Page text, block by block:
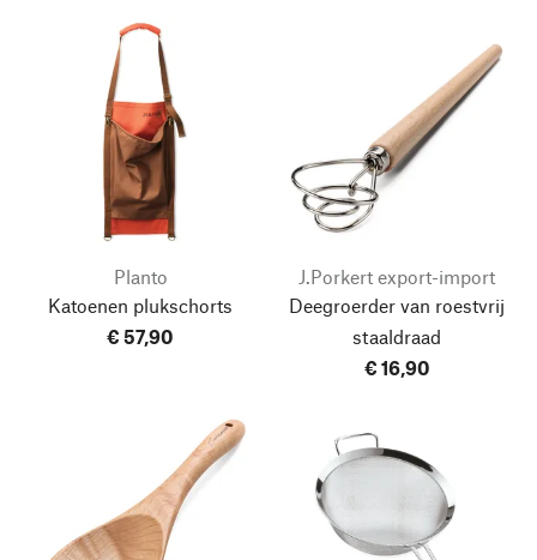
Planto
Katoenen plukschorts
€ 57,90
J.Porkert export-import
Deegroerder van roestvrij
staaldraad
€ 16,90